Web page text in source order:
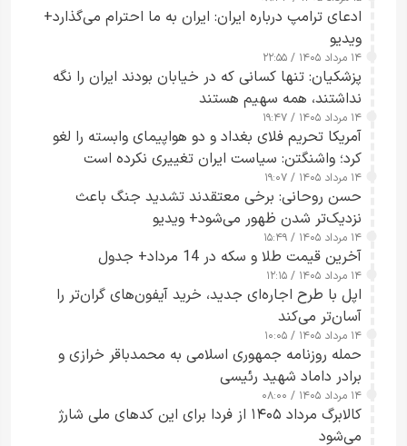
ادعای ترامپ درباره ایران: ایران به ما احترام می‌گذارد+
ویدیو
۱۴ مرداد ۱۴۰۵ / ۲۲:۵۵
پزشکیان: تنها کسانی که در خیابان بودند ایران را نگه
نداشتند، همه سهیم هستند
۱۴ مرداد ۱۴۰۵ / ۱۹:۴۷
آمریکا تحریم فلای بغداد و دو هواپیمای وابسته را لغو
کرد؛ واشنگتن: سیاست ایران تغییری نکرده است
۱۴ مرداد ۱۴۰۵ / ۱۹:۰۷
حسن روحانی: برخی معتقدند تشدید جنگ باعث
نزدیک‌تر شدن ظهور می‌شود+ ویدیو
۱۴ مرداد ۱۴۰۵ / ۱۵:۴۹
آخرین قیمت طلا و سکه در 14 مرداد+ جدول
۱۴ مرداد ۱۴۰۵ / ۱۲:۱۵
اپل با طرح اجاره‌ای جدید، خرید آیفون‌های گران‌تر را
آسان‌تر می‌کند
۱۴ مرداد ۱۴۰۵ / ۱۰:۰۵
حمله روزنامه جمهوری اسلامی به محمدباقر خرازی و
برادر داماد شهید رئیسی
۱۴ مرداد ۱۴۰۵ / ۰۸:۰۰
کالابرگ مرداد ۱۴۰۵ از فردا برای این کدهای ملی شارژ
می‌شود